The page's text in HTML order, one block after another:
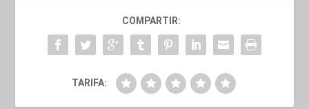
COMPARTIR:
TARIFA: